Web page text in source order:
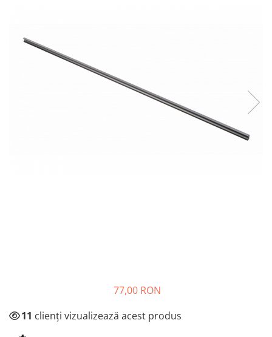
Canturi ABS
Alte accesorii mobila
Surubelnite
77,00 RON
11 clienți vizualizează acest produs